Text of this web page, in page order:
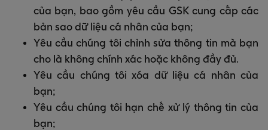
của bạn, bao gồm yêu cầu GSK cung cấp các
bản sao dữ liệu cá nhân của bạn;
Yêu cầu chúng tôi chỉnh sửa thông tin mà bạn
cho là không chính xác hoặc không đầy đủ.
Yêu cầu chúng tôi xóa dữ liệu cá nhân của
bạn;
Yêu cầu chúng tôi hạn chế xử lý thông tin của
bạn;